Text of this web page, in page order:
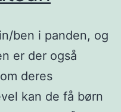
ben i panden, og
er der også
deres
kan de få børn